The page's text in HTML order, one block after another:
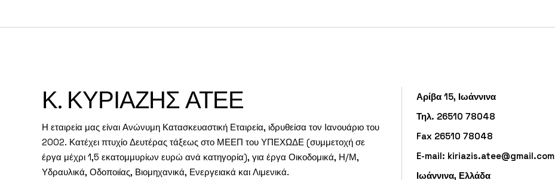
Κ. ΚΥΡΙΑΖΗΣ ΑΤΕΕ
Η εταιρεία μας είναι Ανώνυμη Κατασκευαστική Εταιρεία, ιδρυθείσα τον Ιανουάριο του
2002. Κατέχει πτυχίο Δευτέρας τάξεως στο ΜΕΕΠ του ΥΠΕΧΩΔΕ (συμμετοχή σε
έργα μέχρι 1,5 εκατομμυρίων ευρώ ανά κατηγορία), για έργα Οικοδομικά, Η/Μ,
Υδραυλικά, Οδοποιίας, Βιομηχανικά, Ενεργειακά και Λιμενικά.
Αρίβα 15, Ιωάννινα
Τηλ. 26510 78048
Fax 26510 78048
E-mail: kiriazis.atee@gmail.com
Ιωάννινα, Ελλάδα